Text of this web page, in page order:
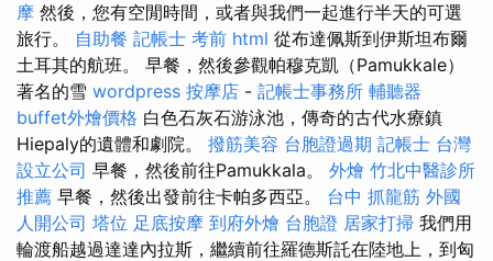
摩 然後，您有空閒時間，或者與我們一起進行半天的可選
旅行。 自助餐 記帳士 考前 html 從布達佩斯到伊斯坦布爾
土耳其的航班。 早餐，然後參觀帕穆克凱（Pamukkale）
著名的雪 wordpress 按摩店 - 記帳士事務所 輔聽器
buffet外燴價格 白色石灰石游泳池，傳奇的古代水療鎮
Hiepaly的遺體和劇院。 撥筋美容 台胞證過期 記帳士 台灣
設立公司 早餐，然後前往Pamukkala。 外燴 竹北中醫診所
推薦 早餐，然後出發前往卡帕多西亞。 台中 抓龍筋 外國
人開公司 塔位 足底按摩 到府外燴 台胞證 居家打掃 我們用
輪渡船越過達達內拉斯，繼續前往羅德斯託在陸地上，到匈